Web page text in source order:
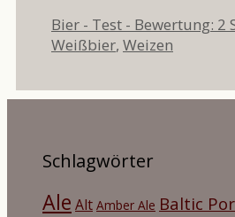
Kategorien
Bier - Test - Bewertung: 2
Schlagwörter
Weißbier, Weizen
Schlagwörter
Ale Alt Amber Ale Baltic